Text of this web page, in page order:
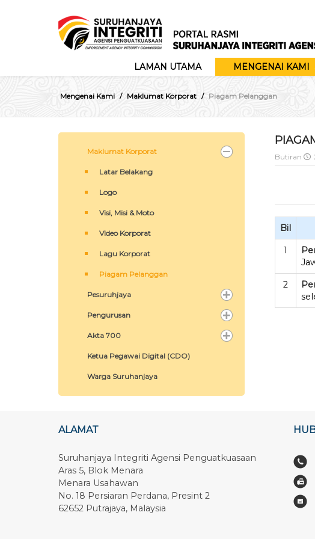
LAMAN UTAMA MENGENAI KAMI
Mengenai Kami Maklumat Korporat Piagam Pelanggan
Maklumat Korporat
Latar Belakang
Logo
Visi, Misi & Moto
Video Korporat
Lagu Korporat
Piagam Pelanggan
Pesuruhjaya
Pengurusan
Akta 700
Ketua Pegawai Digital (CDO)
Warga Suruhanjaya
Butiran
Bil
1
2
ALAMAT
Suruhanjaya Integriti Agensi Penguatkuasaan
Aras 5, Blok Menara
Menara Usahawan
No. 18 Persiaran Perdana, Presint 2
62652 Putrajaya, Malaysia